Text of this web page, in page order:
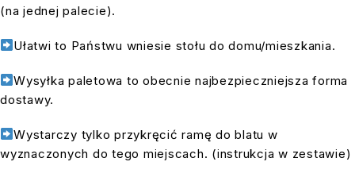
(na jednej palecie).
Ułatwi to Państwu wniesie stołu do domu/mieszkania.
Wysyłka paletowa to obecnie najbezpieczniejsza forma
dostawy.
Wystarczy tylko przykręcić ramę do blatu w
wyznaczonych do tego miejscach. (instrukcja w zestawie)